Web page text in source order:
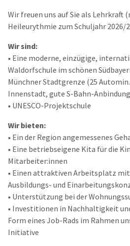
Wir freuen uns auf Sie als Lehrkraft
Heileurythmie zum Schuljahr 2026/
Wir sind:
• Eine moderne, einzügige,
Waldorfschule im schönen
Münchner Stadtgrenze (25
Innenstadt, gute S-Bahn-
• UNESCO-Projektschule
Wir bieten:
• Ein der Region angemessenes
• Eine betriebseigene Kita für die
Mitarbeiter:innen
• Einen attraktiven Arbeitsplatz
Ausbildungs- und
• Unterstützung bei der
• Investitionen in Nachhaltigkeit
Form eines Job-Rads im Rahmen
Initiative